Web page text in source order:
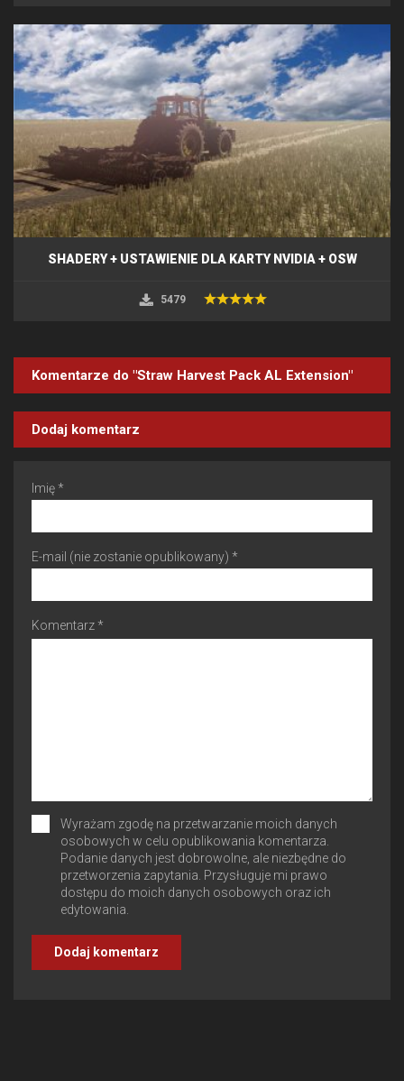
SHADERY + USTAWIENIE DLA KARTY NVIDIA + OSW
5479
Komentarze do "Straw Harvest Pack AL Extension"
Dodaj komentarz
Imię *
E-mail (nie zostanie opublikowany) *
Komentarz *
Wyrażam zgodę na przetwarzanie moich danych
osobowych w celu opublikowania komentarza.
Podanie danych jest dobrowolne, ale niezbędne do
przetworzenia zapytania. Przysługuje mi prawo
dostępu do moich danych osobowych oraz ich
edytowania.